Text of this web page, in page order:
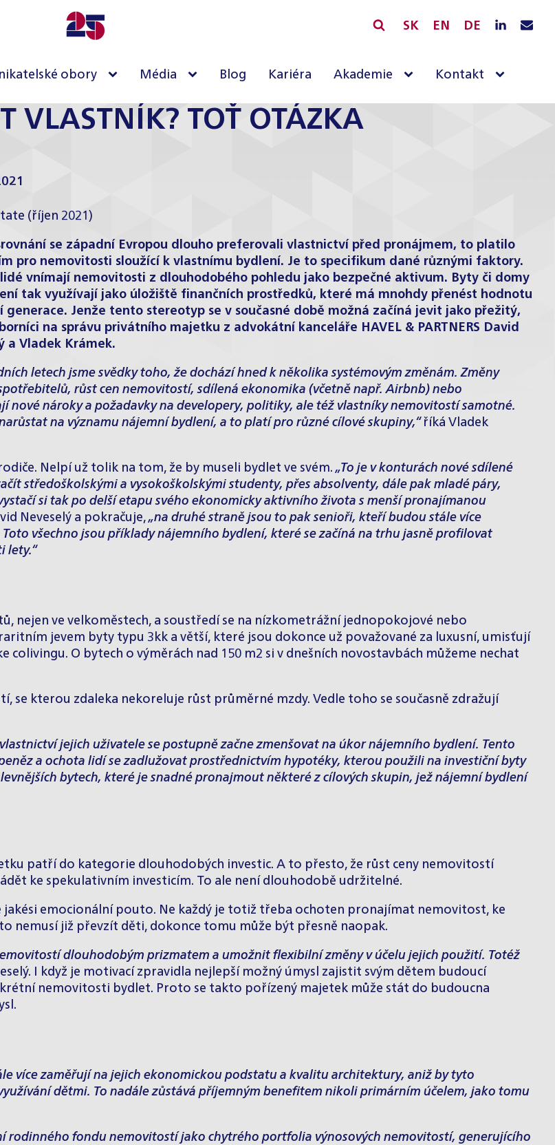
SK EN DE
obory Média Blog Kariéra Akademie Kontakt
VLASTNÍK? TOŤ OTÁZKA
(říjen 2021)
se západní Evropou dlouho preferovali vlastnictví před pronájmem, to platilo
pro nemovitosti sloužící k vlastnímu bydlení. Je to specifikum dané různými faktory.
lidé vnímají nemovitosti z dlouhodobého pohledu jako bezpečné aktivum. Byty či domy
tak využívají jako úložiště finančních prostředků, které má mnohdy přenést hodnotu
generace. Jenže tento stereotyp se v současné době možná začíná jevit jako přežitý,
na správu privátního majetku z advokátní kanceláře HAVEL & PARTNERS David
a Vladek Krámek.
letech jsme svědky toho, že dochází hned k několika systémovým změnám. Změny
růst cen nemovitostí, sdílená ekonomika (včetně např. Airbnb) nebo
nároky a požadavky na developery, politiky, ale též vlastníky nemovitostí samotné.
na významu nájemní bydlení, a to platí pro různé cílové skupiny,“ říká Vladek
Nelpí už tolik na tom, že by museli bydlet ve svém. „To je v konturách nové sdílené
středoškolskými a vysokoškolskými studenty, přes absolventy, dále pak mladé páry,
si tak po delší etapu svého ekonomicky aktivního života s menší pronajímanou
Neveselý a pokračuje, „na druhé straně jsou to pak senioři, kteří budou stále více
všechno jsou příklady nájemního bydlení, které se začíná na trhu jasně profilovat
lety.“
nejen ve velkoměstech, a soustředí se na nízkometrážní jednopokojové nebo
jevem byty typu 3kk a větší, které jsou dokonce už považované za luxusní, umisťují
colivingu. O bytech o výměrách nad 150 m2 si v dnešních novostavbách můžeme nechat
se kterou zdaleka nekoreluje růst průměrné mzdy. Vedle toho se současně zdražují
jejich uživatele se postupně začne zmenšovat na úkor nájemního bydlení. Tento
a ochota lidí se zadlužovat prostřednictvím hypotéky, kterou použili na investiční byty
bytech, které je snadné pronajmout některé z cílových skupin, jež nájemní bydlení
patří do kategorie dlouhodobých investic. A to přesto, že růst ceny nemovitostí
ke spekulativním investicím. To ale není dlouhodobě udržitelné.
emocionální pouto. Ne každý je totiž třeba ochoten pronajímat nemovitost, ke
nemusí již převzít děti, dokonce tomu může být přesně naopak.
dlouhodobým prizmatem a umožnit flexibilní změny v účelu jejich použití. Totéž
I když je motivací zpravidla nejlepší možný úmysl zajistit svým dětem budoucí
nemovitosti bydlet. Proto se takto pořízený majetek může stát do budoucna
více zaměřují na jejich ekonomickou podstatu a kvalitu architektury, aniž by tyto
dětmi. To nadále zůstává příjemným benefitem nikoli primárním účelem, jako tomu
rodinného fondu nemovitostí jako chytrého portfolia výnosových nemovitostí, generujícího